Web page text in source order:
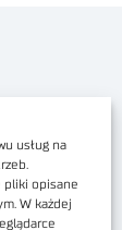
usług na
pliki opisane
W każdej